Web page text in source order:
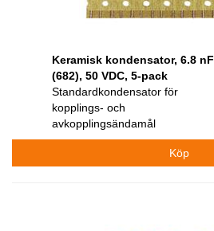
Keramisk kondensator, 6.8 nF
(682), 50 VDC, 5-pack
Standardkondensator för
kopplings- och
avkopplingsändamål